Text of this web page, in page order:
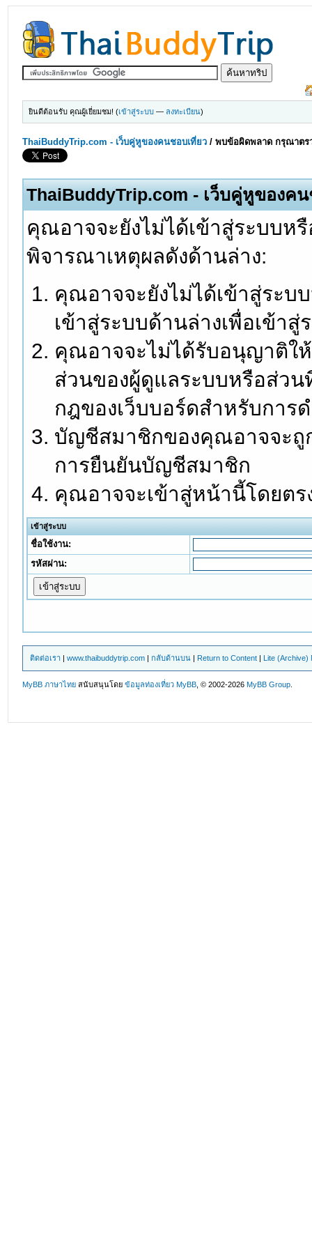
ยินดีต้อนรับ คุณผู้เยี่ยมชม! (เข้าสู่ระบบ — ลงทะเบียน)
ThaiBuddyTrip.com - เว็บคู่หูของคนชอบเที่ยว /พบข้อผิดพลาด กรุณาตร
ThaiBuddyTrip.com - เว็บคู่หูของค
คุณอาจจะยังไม่ได้เข้าสู่ระบบ
พิจารณาเหตุผลดังด้านล่าง:
คุณอาจจะยังไม่ได้เข้าสู่ระบ
เข้าสู่ระบบด้านล่างเพื่อเข้า
คุณอาจจะไม่ได้รับอนุญาติใ
ส่วนของผู้ดูแลระบบหรือส่ว
กฎของเว็บบอร์ดสำหรับการ
บัญชีสมาชิกของคุณอาจจะถู
การยืนยันบัญชีสมาชิก
คุณอาจจะเข้าสู่หน้านี้โดยต
เข้าสู่ระบบ
ชื่อใช้งาน:
รหัสผ่าน:
ติดต่อเรา |www.thaibuddytrip.com |กลับด้านบน | Return to Content | Lite (Archive)
MyBB ภาษาไทย สนับสนุนโดยข้อมูลท่องเที่ยว MyBB , © 2002-2026MyBB Group